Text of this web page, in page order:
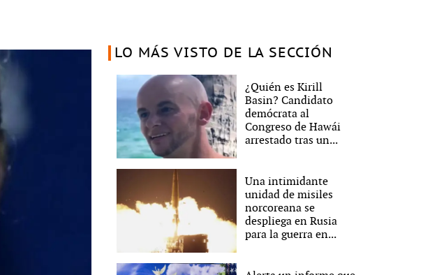
LO MÁS VISTO DE LA SECCIÓN
¿Quién es Kirill
Basin? Candidato
demócrata al
Congreso de Hawái
arrestado tras un...
Una intimidante
unidad de misiles
norcoreana se
despliega en Rusia
para la guerra en...